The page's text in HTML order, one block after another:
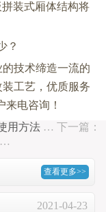
装式厢体结构将
技术缔造一流的
工艺，优质服务
电咨询！
用方法 … 下一篇：
…
查看更多>>
2021-04-23